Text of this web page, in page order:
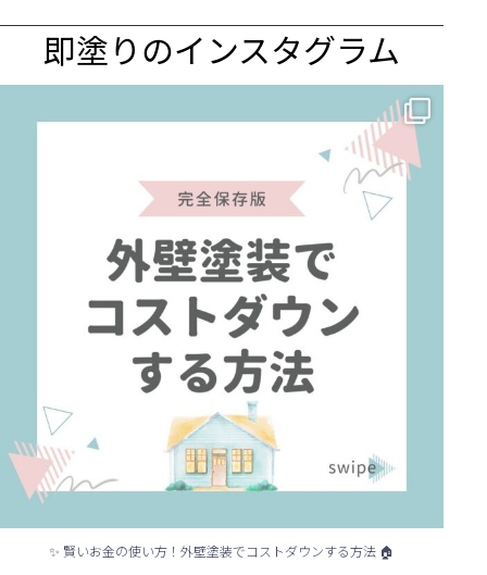
即塗りのインスタグラム
✨ 賢いお金の使い方！外壁塗装でコストダウンする方法 🏠
✨ 賢いお金の使い方！外壁塗装でコストダウンする方法 🏠